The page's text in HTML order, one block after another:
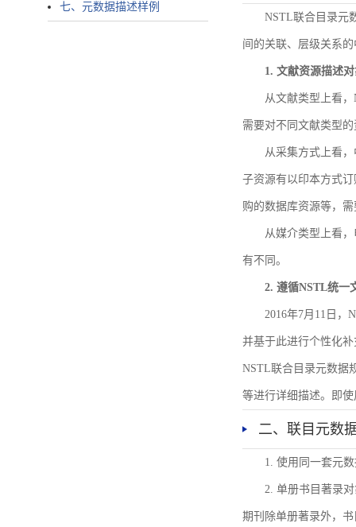
七、元数据描述样例
NSTL联合目录元
间的关联、层级关系
1. 文献资源描述
从文献类型上看
需要对不同文献类型
从采集方式上看
子资源有以印本方式
购的数据库资源等，
从媒介类型上看
有不同。
2. 遵循NSTL统一
2016年7月11日，
并基于此进行个性化
NSTL联合目录元数据
等进行详细描述。即
二、联目元数
1. 使用同一套元
2. 单册书目著录
期刊除单册著录外，